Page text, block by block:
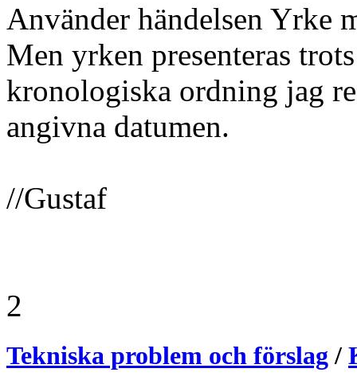
Använder händelsen Yrke
Men yrken presenteras
kronologiska ordning jag
angivna datumen.
//Gustaf
2
Tekniska problem och förslag /